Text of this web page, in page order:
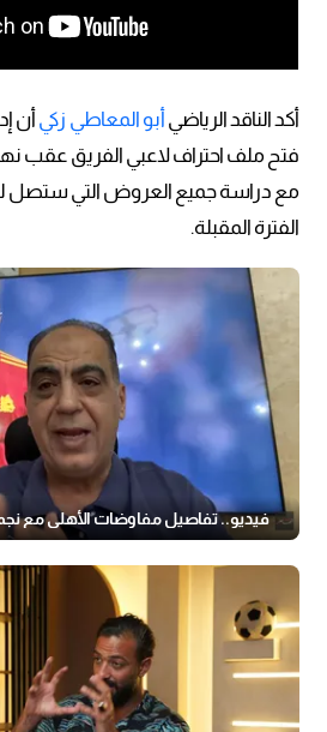
أكد الناقد الرياضيأبو المعاطي زكيأن
فتح ملف احتراف لاعبي الفريق عقب
مع دراسة جميع العروض التي ستصل
الفترة المقبلة.
فيديو.. تفاصيل مفاوضات الأهلي مع